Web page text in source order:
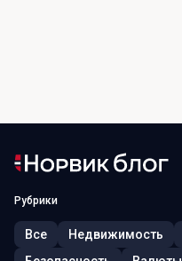
Рубрики
Все Недвижимость